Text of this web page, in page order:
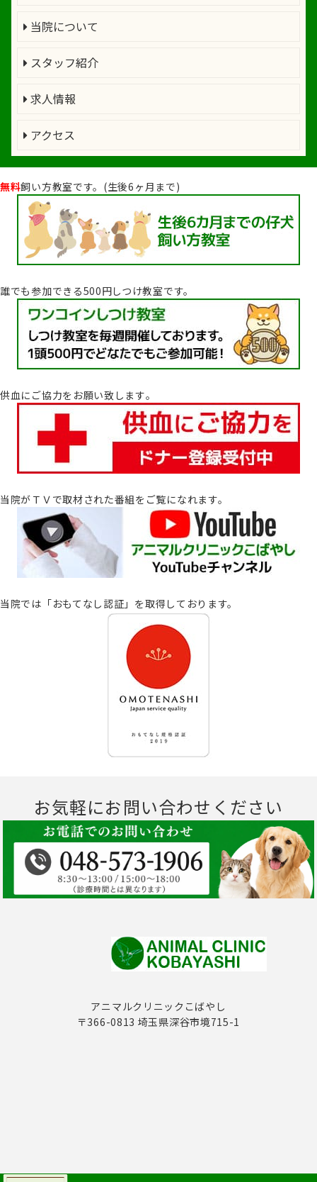
当院について
スタッフ紹介
求人情報
アクセス
無料飼い方教室です。(生後6ヶ月まで)
誰でも参加できる500円しつけ教室です。
供血にご協力をお願い致します｡
当院がＴＶで取材された番組をご覧になれます。
当院では「おもてなし認証」を取得しております。
お気軽にお問い合わせください
アニマルクリニックこばやし
〒366-0813 埼玉県深谷市境715-1